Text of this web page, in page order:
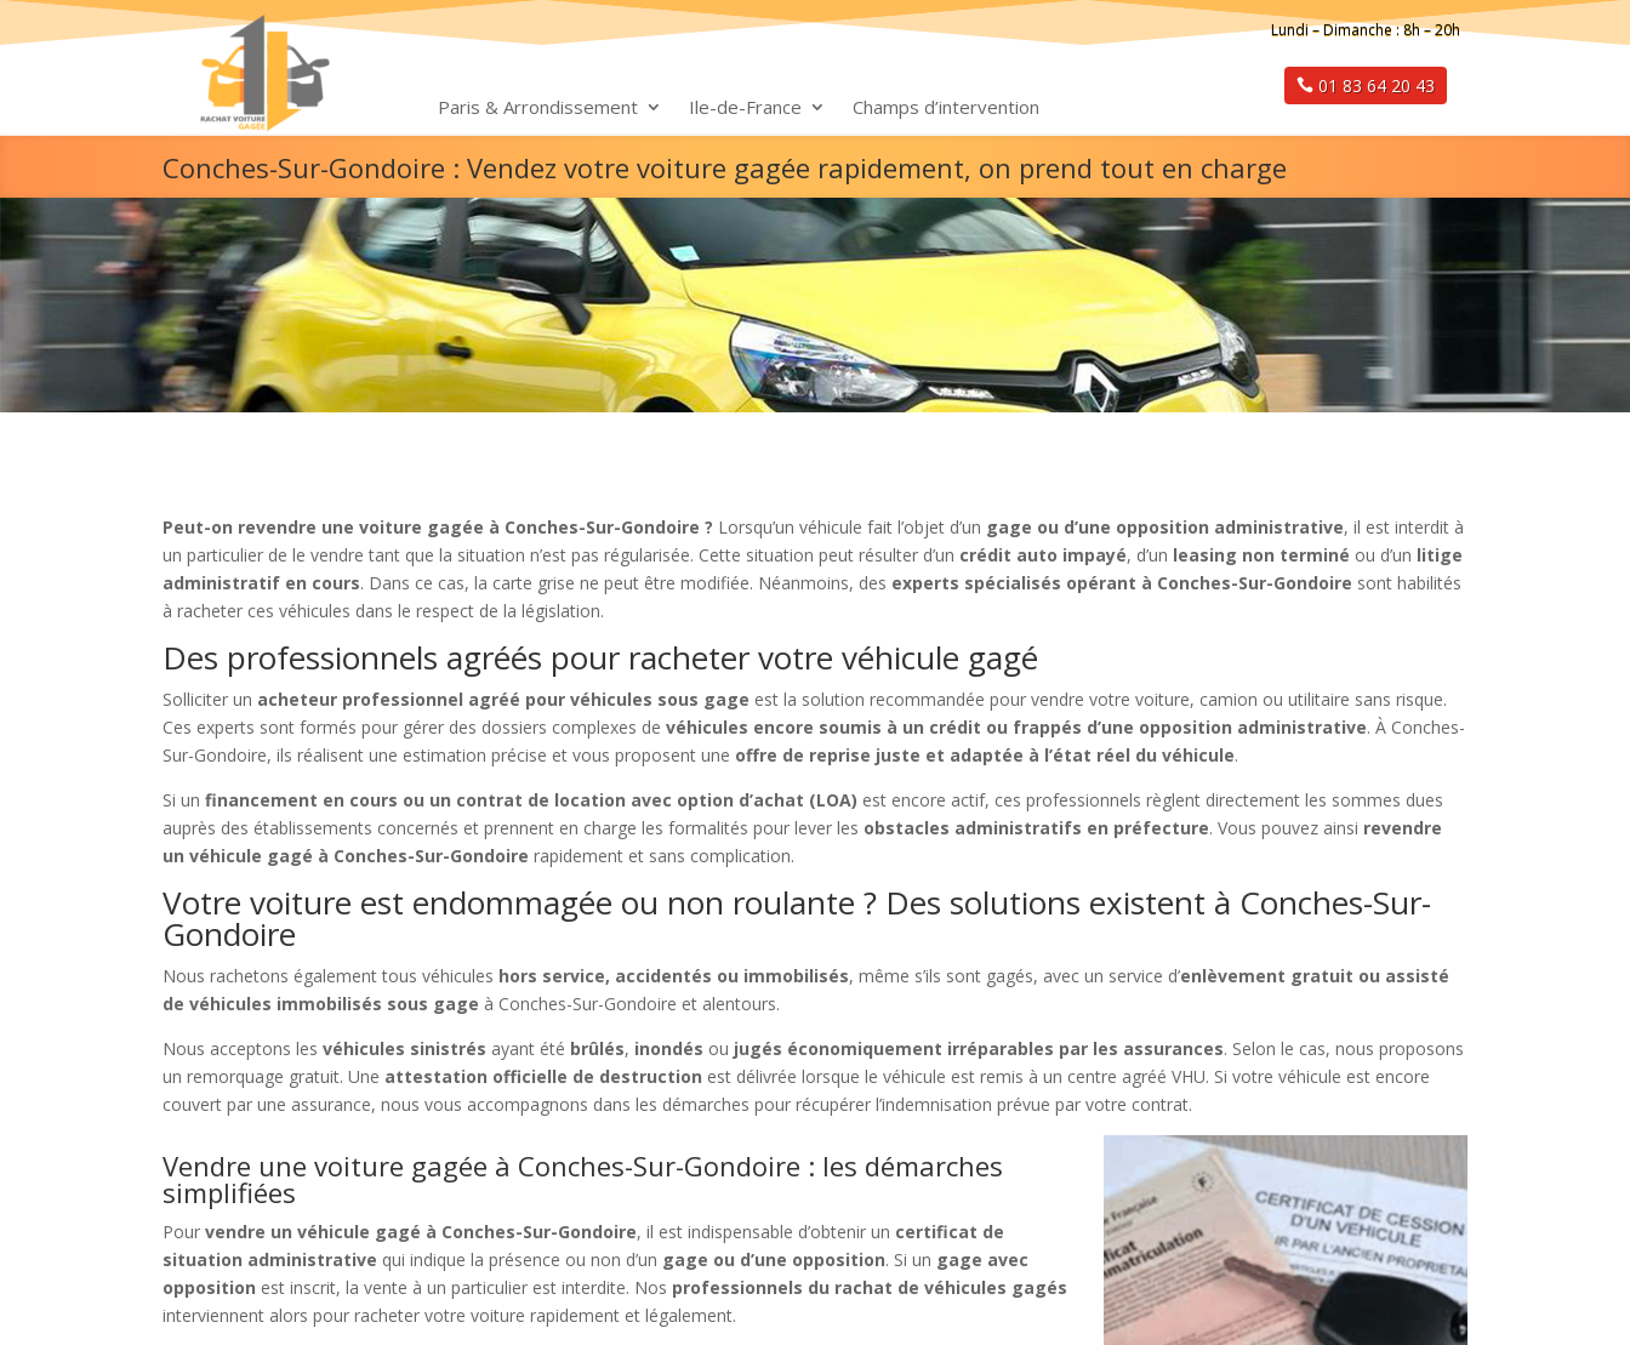
Paris & Arrondissement Ile-de-France Champs d’intervention
Lundi – Dimanche : 8h – 20h
01 83 64 20 43
Conches-Sur-Gondoire : Vendez votre voiture gagée rapidement, on prend tout en charge
Peut-on revendre une voiture gagée à Conches-Sur-Gondoire ? Lorsqu’un véhicule fait l’objet d’un gage ou d’une opposition administrative, il est interdit à
un particulier de le vendre tant que la situation n’est pas régularisée. Cette situation peut résulter d’un crédit auto impayé, d’un leasing non terminé ou d’un litige
administratif en cours. Dans ce cas, la carte grise ne peut être modifiée. Néanmoins, des experts spécialisés opérant à Conches-Sur-Gondoire sont habilités
à racheter ces véhicules dans le respect de la législation.
Des professionnels agréés pour racheter votre véhicule gagé
Solliciter un acheteur professionnel agréé pour véhicules sous gage est la solution recommandée pour vendre votre voiture, camion ou utilitaire sans risque.
Ces experts sont formés pour gérer des dossiers complexes devéhicules encore soumis à un crédit ou frappés d’une opposition administrative. À Conches-
Sur-Gondoire, ils réalisent une estimation précise et vous proposent une offre de reprise juste et adaptée à l’état réel du véhicule.
Si unfinancement en cours ou un contrat de location avec option d’achat (LOA) est encore actif, ces professionnels règlent directement les sommes dues
auprès des établissements concernés et prennent en charge les formalités pour lever les obstacles administratifs en préfecture. Vous pouvez ainsi revendre
un véhicule gagé à Conches-Sur-Gondoire rapidement et sans complication.
Votre voiture est endommagée ou non roulante ? Des solutions existent à Conches-Sur-
Gondoire
Nous rachetons également tous véhicules hors service, accidentés ou immobilisés, même s’ils sont gagés, avec un service d’enlèvement gratuit ou assisté
de véhicules immobilisés sous gage à Conches-Sur-Gondoire et alentours.
Nous acceptons lesvéhicules sinistrés ayant été brûlés, inondés ou jugés économiquement irréparables par les assurances. Selon le cas, nous proposons
un remorquage gratuit. Une attestation officielle de destruction est délivrée lorsque le véhicule est remis à un centre agréé VHU. Si votre véhicule est encore
couvert par une assurance, nous vous accompagnons dans les démarches pour récupérer l’indemnisation prévue par votre contrat.
Vendre une voiture gagée à Conches-Sur-Gondoire : les démarches
simplifiées
Pourvendre un véhicule gagé à Conches-Sur-Gondoire, il est indispensable d’obtenir un certificat de
situation administrative qui indique la présence ou non d’un gage ou d’une opposition. Si un gage avec
opposition est inscrit, la vente à un particulier est interdite. Nos professionnels du rachat de véhicules gagés
interviennent alors pour racheter votre voiture rapidement et légalement.